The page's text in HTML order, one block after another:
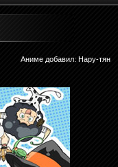
Аниме добавил: Нару-тян